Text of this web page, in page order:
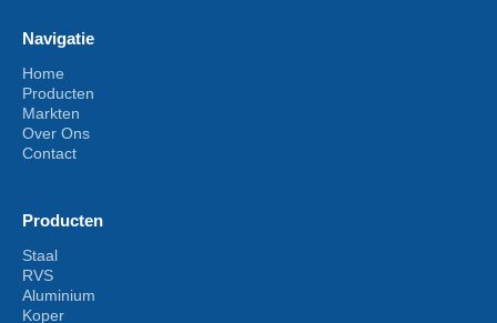
Navigatie
Home
Producten
Markten
Over Ons
Contact
Producten
Staal
RVS
Aluminium
Koper